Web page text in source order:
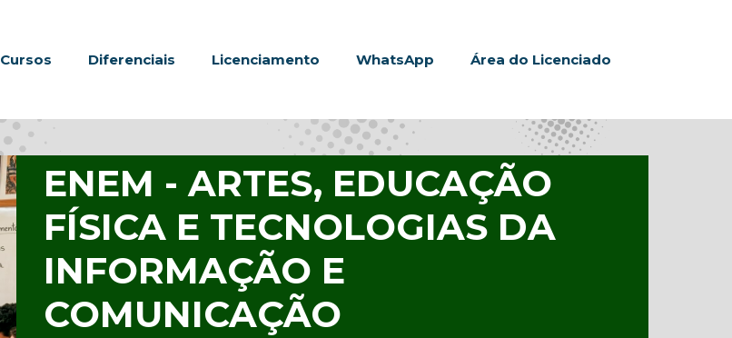
Cursos Diferenciais Licenciamento WhatsApp Área do Licenciado
ENEM - ARTES, EDUCAÇÃO
FÍSICA E TECNOLOGIAS DA
INFORMAÇÃO E
COMUNICAÇÃO